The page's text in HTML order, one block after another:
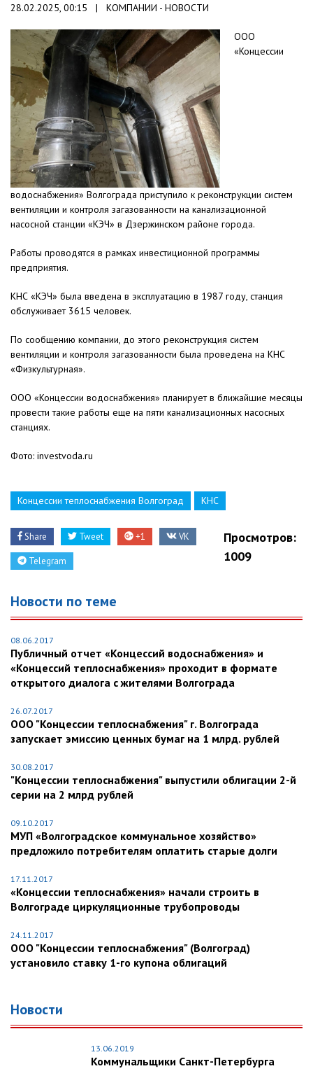
28.02.2025, 00:15 | КОМПАНИИ - НОВОСТИ
ООО
«Концессии
водоснабжения» Волгограда приступило к реконструкции систем
вентиляции и контроля загазованности на канализационной
насосной станции «КЭЧ» в Дзержинском районе города.
Работы проводятся в рамках инвестиционной программы
предприятия.
КНС «КЭЧ» была введена в эксплуатацию в 1987 году, станция
обслуживает 3615 человек.
По сообщению компании, до этого реконструкция систем
вентиляции и контроля загазованности была проведена на КНС
«Физкультурная».
ООО «Концессии водоснабжения» планирует в ближайшие месяцы
провести такие работы еще на пяти канализационных насосных
станциях.
Фото: investvoda.ru
Концессии теплоснабжения Волгоград КНС
Share Tweet +1 VK
Telegram
Просмотров:
1009
Новости по теме
08.06.2017
Публичный отчет «Концессий водоснабжения» и
«Концессий теплоснабжения» проходит в формате
открытого диалога с жителями Волгограда
26.07.2017
ООО "Концессии теплоснабжения" г. Волгограда
запускает эмиссию ценных бумаг на 1 млрд. рублей
30.08.2017
"Концессии теплоснабжения" выпустили облигации 2-й
серии на 2 млрд рублей
09.10.2017
МУП «Волгоградское коммунальное хозяйство»
предложило потребителям оплатить старые долги
17.11.2017
«Концессии теплоснабжения» начали строить в
Волгограде циркуляционные трубопроводы
24.11.2017
ООО "Концессии теплоснабжения" (Волгоград)
установило ставку 1-го купона облигаций
Новости
13.06.2019
Коммунальщики Санкт-Петербурга